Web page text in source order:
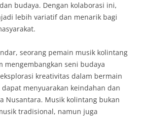
budaya. Dengan kolaborasi ini,
lebih variatif dan menarik bagi
seorang pemain musik kolintang
mengembangkan seni budaya
kreativitas dalam bermain
menyuarakan keindahan dan
Nusantara. Musik kolintang bukan
tradisional, namun juga